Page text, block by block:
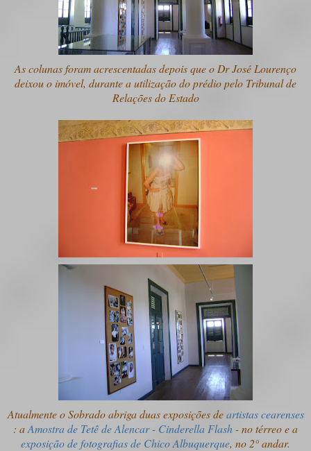
As colunas foram acrescentadas depois que o Dr José Lourenço
deixou o imóvel, durante a utilização do prédio pelo Tribunal de
Relações do Estado
Atualmente o Sobrado abriga duas exposições deartistas cearenses
: aAmostra de Tetê de Alencar - Cinderella Flash- no térreo e a
exposição de fotografias de Chico Albuquerque, no 2° andar.